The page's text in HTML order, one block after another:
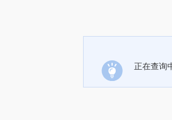
正在查询